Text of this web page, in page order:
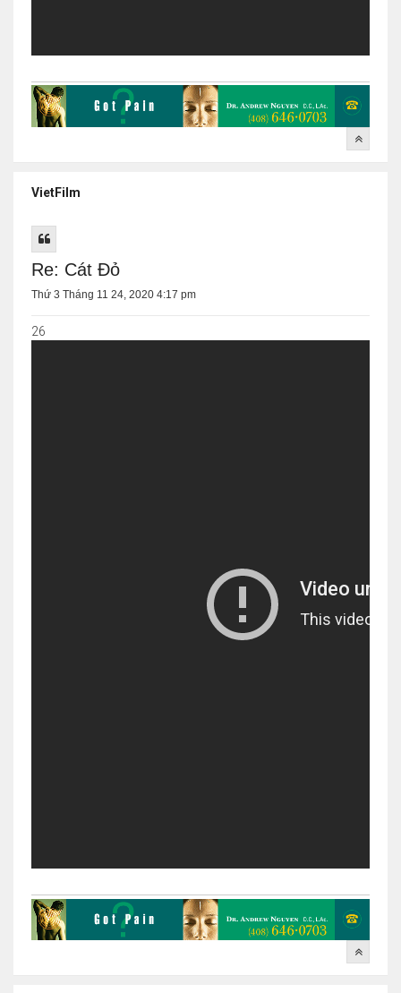
VietFilm
Re: Cát Đỏ
Thứ 3 Tháng 11 24, 2020 4:17 pm
26